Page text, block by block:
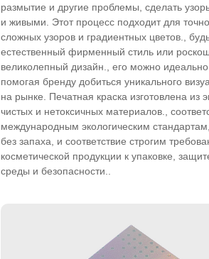
размытие и другие проблемы, сделать
и живыми. Этот процесс подходит для
сложных узоров и градиентных цветов.,
естественный фирменный стиль или
великолепный дизайн., его можно идеально
помогая бренду добиться уникального
на рынке. Печатная краска изготовлена ​​из
чистых и нетоксичных материалов.,
международным экологическим
без запаха, и соответствие строгим
косметической продукции к упаковке,
среды и безопасности..